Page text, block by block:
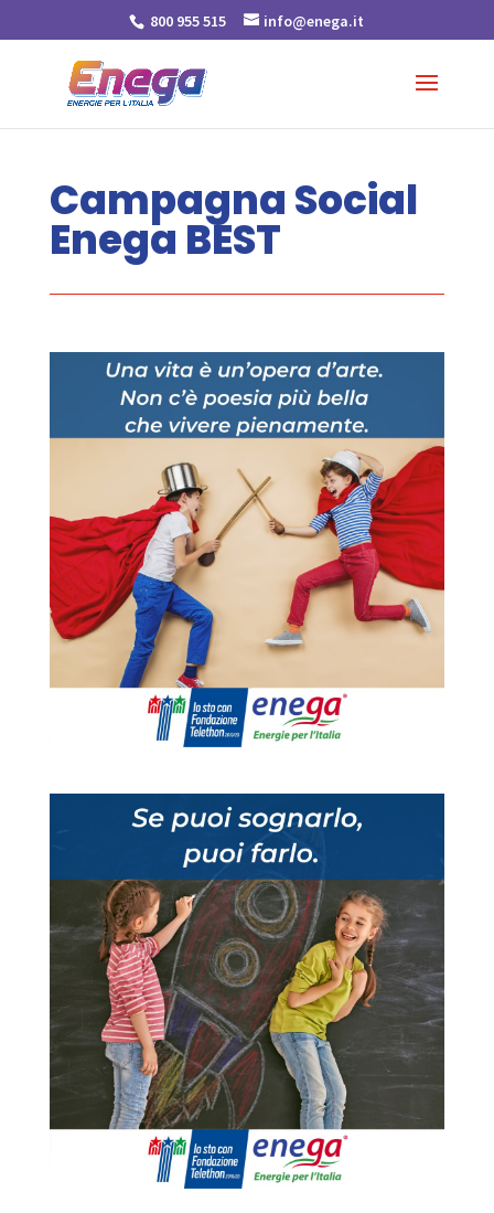
800 955 515 info@enega.it
Campagna Social
Enega BEST